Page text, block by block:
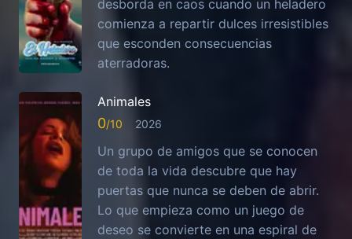
desborda en caos cuando un heladero
comienza a repartir dulces irresistibles
que esconden consecuencias
aterradoras.
Animales
0 2026
Un grupo de amigos que se conocen
de toda la vida descubre que hay
puertas que nunca se deben de abrir.
Lo que empieza como un juego de
deseo se convierte en una espiral de